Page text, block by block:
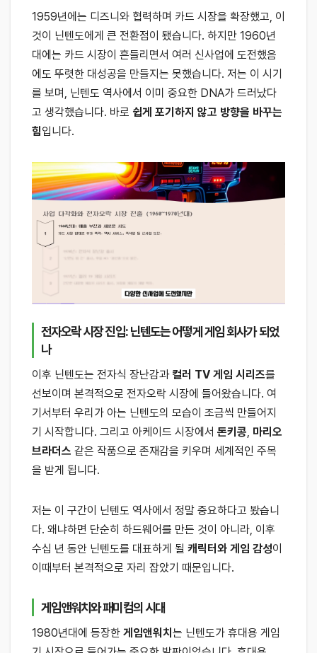
1959년에는 디즈니와 협력하며 카드 시장을 확장했고, 이
것이 닌텐도에게 큰 전환점이 됐습니다. 하지만 1960년
대에는 카드 시장이 흔들리면서 여러 신사업에 도전했음
에도 뚜렷한 대성공을 만들지는 못했습니다. 저는 이 시기
를 보며, 닌텐도 역사에서 이미 중요한 DNA가 드러났다
고 생각했습니다. 바로 쉽게 포기하지 않고 방향을 바꾸는
힘입니다.
전자오락 시장 진입: 닌텐도는 어떻게 게임 회사가 되었
나
이후 닌텐도는 전자식 장난감과 컬러 TV 게임 시리즈를
선보이며 본격적으로 전자오락 시장에 들어왔습니다. 여
기서부터 우리가 아는 닌텐도의 모습이 조금씩 만들어지
기 시작합니다. 그리고 아케이드 시장에서 돈키콩, 마리오
브라더스 같은 작품으로 존재감을 키우며 세계적인 주목
을 받게 됩니다.
저는 이 구간이 닌텐도 역사에서 정말 중요하다고 봤습니
다. 왜냐하면 단순히 하드웨어를 만든 것이 아니라, 이후
수십 년 동안 닌텐도를 대표하게 될 캐릭터와 게임 감성이
이때부터 본격적으로 자리 잡았기 때문입니다.
게임앤워치와 패미컴의 시대
1980년대에 등장한 게임앤워치 는 닌텐도가 휴대용 게임